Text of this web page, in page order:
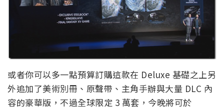
或者你可以多一點預算訂購這款在 Deluxe 基礎之上另
外追加了美術別冊、原聲帶、主角手辦與大量 DLC 內
容的豪華版，不過全球限定 3 萬套，今晚將可於